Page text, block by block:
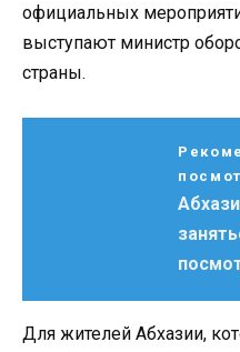
официальных
выступают министр
страны.
Для жителей Абхазии,